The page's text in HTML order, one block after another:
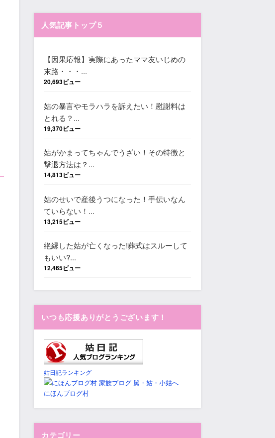
人気記事トップ５
【因果応報】実際にあったママ友いじめの
末路・・・...
20,693ビュー
姑の暴言やモラハラを訴えたい！慰謝料は
とれる？...
19,370ビュー
姑がかまってちゃんでうざい！その特徴と
撃退方法は？...
14,813ビュー
姑のせいで産後うつになった！手伝いなん
ていらない！...
13,215ビュー
絶縁した姑が亡くなった!葬式はスルーして
もいい?...
12,465ビュー
いつも応援ありがとうございます！
姑日記ランキング
にほんブログ村
カテゴリー